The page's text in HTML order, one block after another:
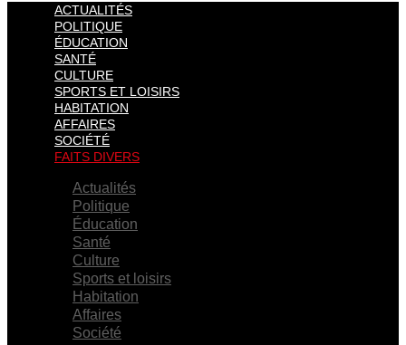
ACTUALITÉS
POLITIQUE
ÉDUCATION
SANTÉ
CULTURE
SPORTS ET LOISIRS
HABITATION
AFFAIRES
SOCIÉTÉ
FAITS DIVERS
Actualités
Politique
Éducation
Santé
Culture
Sports et loisirs
Habitation
Affaires
Société